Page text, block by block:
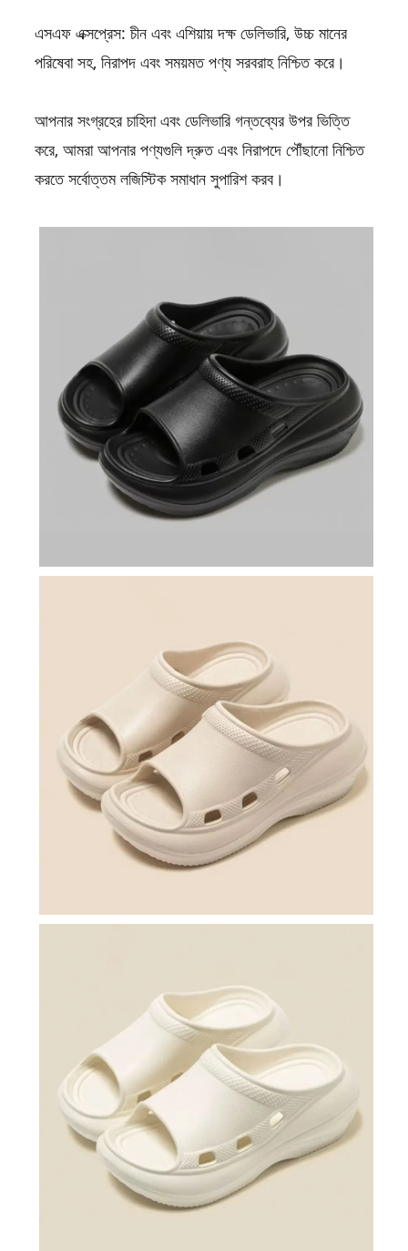
এসএফ এক্সপ্রেস: চীন এবং এশিয়ায় দক্ষ ডেলিভারি, উচ্চ মানের
পরিষেবা সহ, নিরাপদ এবং সময়মত পণ্য সরবরাহ নিশ্চিত করে।
আপনার সংগ্রহের চাহিদা এবং ডেলিভারি গন্তব্যের উপর ভিত্তি
করে, আমরা আপনার পণ্যগুলি দ্রুত এবং নিরাপদে পৌঁছানো নিশ্চিত
করতে সর্বোত্তম লজিস্টিক সমাধান সুপারিশ করব।